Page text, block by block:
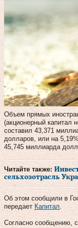
Объем прямых
(акционерный капитал
составил 43,371
долларов, или на
45,745 миллиарда
Читайте также:
сельхозотрасль
Об этом сообщили в
передает Капитал
Согласно сообщению,